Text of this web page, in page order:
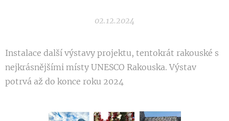
02.12.2024
Instalace další výstavy projektu, tentokrát rakouské s
nejkrásnějšími místy UNESCO Rakouska. Výstav
potrvá až do konce roku 2024